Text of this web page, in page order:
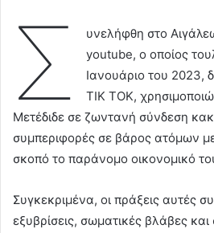
Σ
υνελήφθη στο
youtube, ο οποίος
Ιανουάριο του 2023,
ΤΙΚ ΤΟΚ,
Μετέδιδε σε ζωντανή σύνδεση
συμπεριφορές σε βάρος ατόμων
σκοπό το παράνομο οικονομικό
Συγκεκριμένα, οι πράξεις αυτές
εξυβρίσεις, σωματικές βλάβες